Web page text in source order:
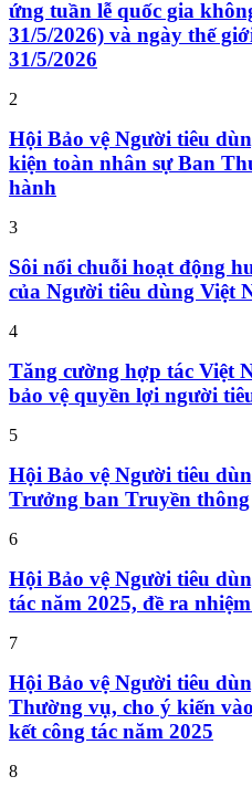
ứng tuần lễ quốc gia
31/5/2026) và ngày thế
31/5/2026
2
Hội Bảo vệ Người tiêu
kiện toàn nhân sự Ban
hành
3
Sôi nổi chuỗi hoạt động
của Người tiêu dùng Việt
4
Tăng cường hợp tác Việt
bảo vệ quyền lợi người
5
Hội Bảo vệ Người tiêu
Trưởng ban Truyền thông
6
Hội Bảo vệ Người tiêu
tác năm 2025, đề ra
7
Hội Bảo vệ Người tiêu
Thường vụ, cho ý kiến
kết công tác năm 2025
8